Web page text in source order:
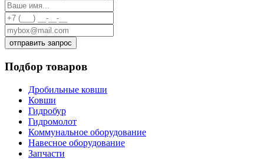
отправить запрос
Подбор товаров
Дробильные ковши
Ковши
Гидробур
Гидромолот
Коммунальное оборудование
Навесное оборудование
Запчасти